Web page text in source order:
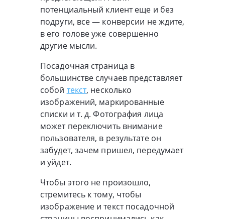
потенциальный клиент еще и без
подруги, все — конверсии не ждите,
в его голове уже совершенно
другие мысли.
Посадочная страница в
большинстве случаев представляет
собой текст, несколько
изображений, маркированные
списки и т. д. Фотография лица
может переключить внимание
пользователя, в результате он
забудет, зачем пришел, передумает
и уйдет.
Чтобы этого не произошло,
стремитесь к тому, чтобы
изображение и текст посадочной